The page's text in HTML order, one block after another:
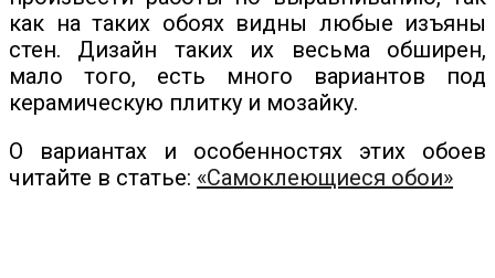
как на таких обоях видны любые изъяны
стен. Дизайн таких их весьма обширен,
мало того, есть много вариантов под
керамическую плитку и мозайку.
О вариантах и особенностях этих обоев
читайте в статье: «Самоклеющиеся обои»